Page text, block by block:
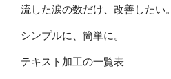
流した涙の数だけ、改善したい。
シンプルに、簡単に。
テキスト加工の一覧表